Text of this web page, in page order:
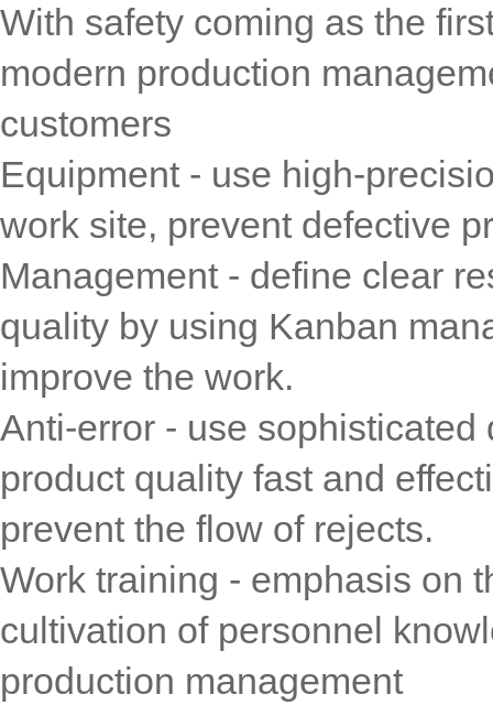
With safety coming as the
modern production
customers
Equipment - use high-
work site, prevent defective
Management - define clear
quality by using Kanban
improve the work.
Anti-error - use
product quality fast and
prevent the flow of rejects.
Work training - emphasis on
cultivation of personnel
production management